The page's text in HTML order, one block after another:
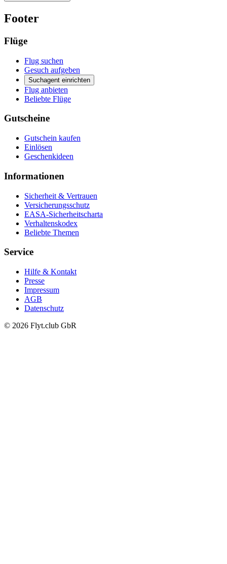
Footer
Flüge
Flug suchen
Gesuch aufgeben
Suchagent einrichten
Flug anbieten
Beliebte Flüge
Gutscheine
Gutschein kaufen
Einlösen
Geschenkideen
Informationen
Sicherheit & Vertrauen
Versicherungsschutz
EASA-Sicherheitscharta
Verhaltenskodex
Beliebte Themen
Service
Hilfe & Kontakt
Presse
Impressum
AGB
Datenschutz
© 2026 Flyt.club GbR